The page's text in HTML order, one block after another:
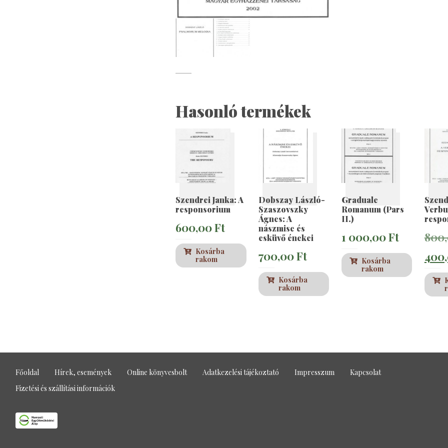
Hasonló termékek
Szendrei Janka: A
responsorium
600,00Ft
Kosárba
rakom
Dobszay László-
Szaszovszky
Ágnes: A
nászmise és
esküvő énekei
700,00Ft
Kosárba
rakom
Graduale
Romanum (Pars
II.)
1 000,00Ft
Kosárba
rakom
Főoldal Hírek, események Online könyvesbolt Adatkezelési tájékoztató Impresszum
Kapcsolat
Fizetési és szállítási információk